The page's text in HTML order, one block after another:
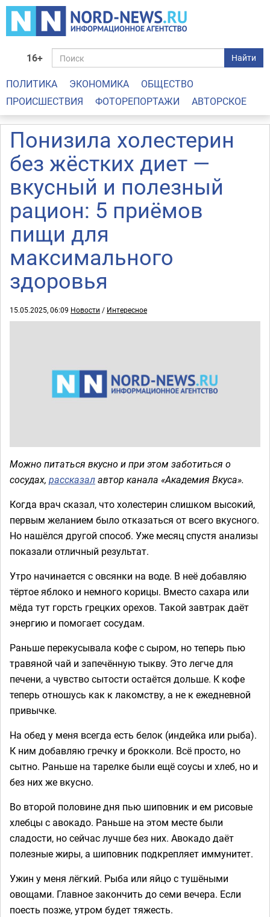
16+ Найти
ПОЛИТИКА ЭКОНОМИКА
ОБЩЕСТВО
ПРОИСШЕСТВИЯ
ФОТОРЕПОРТАЖИ АВТОРСКОЕ
Понизила холестерин
без жёстких диет —
вкусный и полезный
рацион: 5 приёмов
пищи для
максимального
здоровья
15.05.2025, 06:09 Новости / Интересное
Можно питаться вкусно и при этом заботиться о
сосудах, рассказалавтор канала «Академия Вкуса».
Когда врач сказал, что холестерин слишком высокий,
первым желанием было отказаться от всего вкусного.
Но нашёлся другой способ. Уже месяц спустя анализы
показали отличный результат.
Утро начинается с овсянки на воде. В неё добавляю
тёртое яблоко и немного корицы. Вместо сахара или
мёда тут горсть грецких орехов. Такой завтрак даёт
энергию и помогает сосудам.
Раньше перекусывала кофе с сыром, но теперь пью
травяной чай и запечённую тыкву. Это легче для
печени, а чувство сытости остаётся дольше. К кофе
теперь отношусь как к лакомству, а не к ежедневной
привычке.
На обед у меня всегда есть белок (индейка или рыба).
К ним добавляю гречку и брокколи. Всё просто, но
сытно. Раньше на тарелке были ещё соусы и хлеб, но и
без них же вкусно.
Во второй половине дня пью шиповник и ем рисовые
хлебцы с авокадо. Раньше на этом месте были
сладости, но сейчас лучше без них. Авокадо даёт
полезные жиры, а шиповник подкрепляет иммунитет.
Ужин у меня лёгкий. Рыба или яйцо с тушёными
овощами. Главное закончить до семи вечера. Если
поесть позже, утром будет тяжесть.